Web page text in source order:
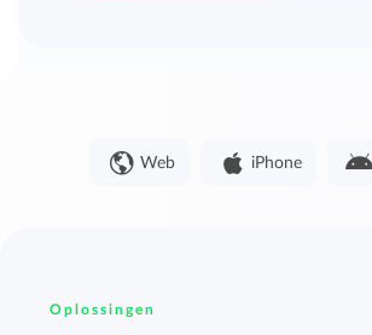
Web iPhone
Oplossingen